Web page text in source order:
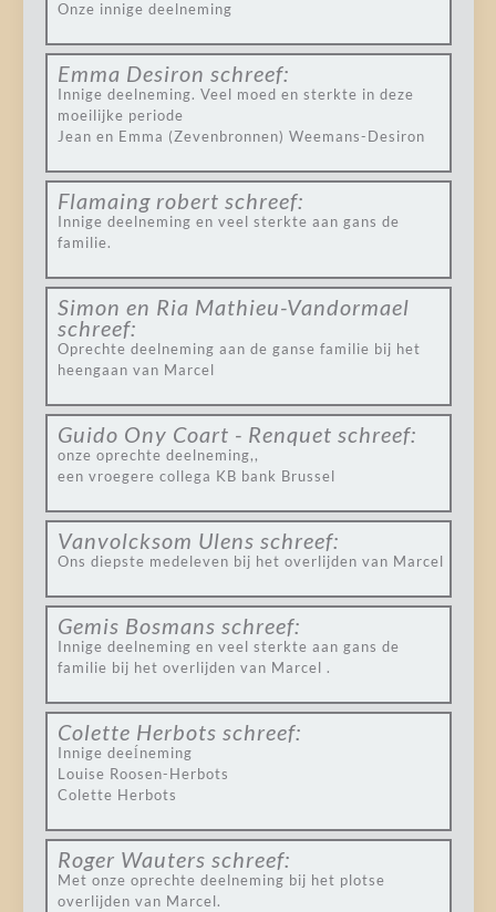
Onze innige deelneming
Emma Desiron schreef:
Innige deelneming. Veel moed en sterkte in deze
moeilijke periode
Jean en Emma (Zevenbronnen) Weemans-Desiron
Flamaing robert schreef:
Innige deelneming en veel sterkte aan gans de
familie.
Simon en Ria Mathieu-Vandormael
schreef:
Oprechte deelneming aan de ganse familie bij het
heengaan van Marcel
Guido Ony Coart - Renquet schreef:
onze oprechte deelneming,,
een vroegere collega KB bank Brussel
Vanvolcksom Ulens schreef:
Ons diepste medeleven bij het overlijden van Marcel
Gemis Bosmans schreef:
Innige deelneming en veel sterkte aan gans de
familie bij het overlijden van Marcel .
Colette Herbots schreef:
Innige deeĺneming
Louise Roosen-Herbots
Colette Herbots
Roger Wauters schreef:
Met onze oprechte deelneming bij het plotse
overlijden van Marcel.